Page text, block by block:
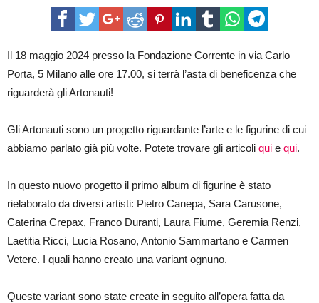
di
Fraternità
Amicizia
dei
primi
d’artista
Il 18 maggio 2024 presso la Fondazione Corrente in via Carlo
Porta, 5 Milano alle ore 17.00, si terrà l’asta di beneficenza che
riguarderà gli Artonauti!
Gli Artonauti sono un progetto riguardante l’arte e le figurine di cui
abbiamo parlato già più volte. Potete trovare gli articoli qui e qui.
In questo nuovo progetto il primo album di figurine è stato
rielaborato da diversi artisti: Pietro Canepa, Sara Carusone,
Caterina Crepax, Franco Duranti, Laura Fiume, Geremia Renzi,
Laetitia Ricci, Lucia Rosano, Antonio Sammartano e Carmen
Vetere. I quali hanno creato una variant ognuno.
Queste variant sono state create in seguito all’opera fatta da